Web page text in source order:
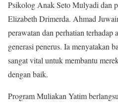
Psikolog Anak Seto Mulyadi dan
Elizabeth Drimerda. Ahmad
perawatan dan perhatian terhadap
generasi penerus. Ia menyatakan
sangat vital untuk membantu
dengan baik.
Program Muliakan Yatim